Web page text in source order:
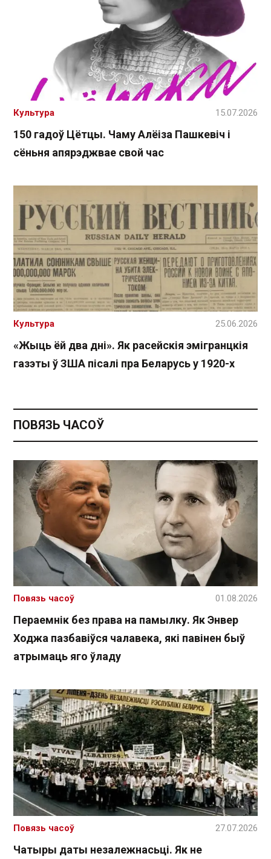
150 гадоў Цётцы. Чаму Алёіза Пашкевіч і
сёньня апярэджвае свой час
Культура 15.07.2026
«Жыць ёй два дні». Як расейскія эмігранцкія
газэты ў ЗША пісалі пра Беларусь у 1920-х
Культура 25.06.2026
ПОВЯЗЬ ЧАСОЎ
Пераемнік без права на памылку. Як Энвер
Ходжа пазбавіўся чалавека, які павінен быў
атрымаць яго ўладу
Повязь часоў 01.08.2026
Чатыры даты незалежнасьці. Як не
Повязь часоў 27.07.2026